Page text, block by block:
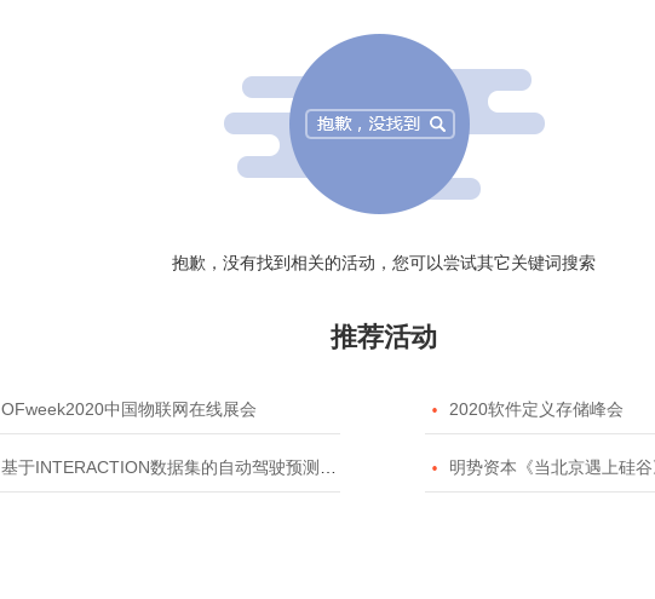
抱歉，没有找到相关的活动，您可以尝试其它关键词搜索
推荐活动
OFweek2020中国物联网在线展会  2020软件定义存储峰会
基于INTERACTION数据集的自动驾驶预测模型挑战赛  明势资本《当北京遇上硅谷》系列